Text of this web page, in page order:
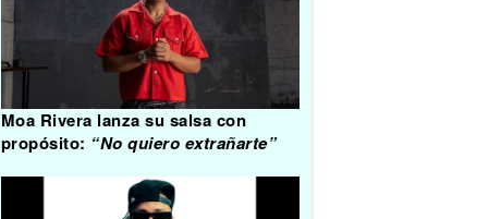
Moa Rivera lanza su salsa con
propósito: “No quiero extrañarte”